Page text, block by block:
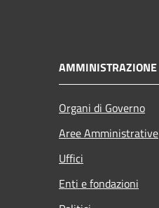
AMMINISTRAZIONE
Organi di Governo
Aree Amministrative
Uffici
Enti e fondazioni